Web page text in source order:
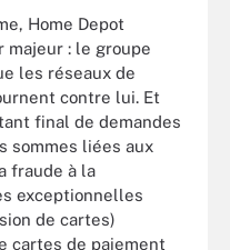
Home Depot
majeur : le groupe
les réseaux de
contre lui. Et
final de demandes
sommes liées aux
fraude à la
exceptionnelles
de cartes)
cartes de paiement